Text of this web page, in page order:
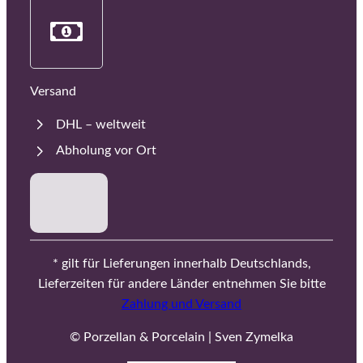
Versand
DHL – weltweit
Abholung vor Ort
* gilt für Lieferungen innerhalb Deutschlands,
Lieferzeiten für andere Länder entnehmen Sie bitte
Zahlung und Versand
© Porzellan & Porcelain | Sven Zymelka